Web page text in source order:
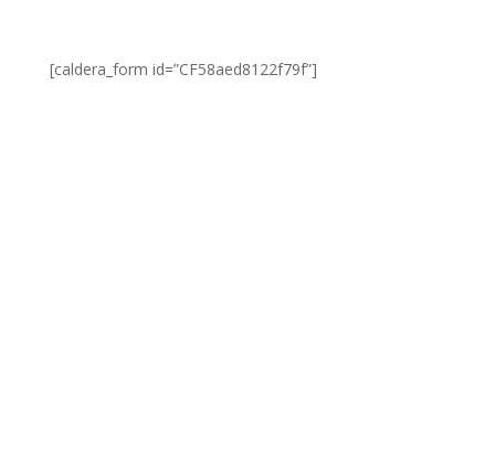
[caldera_form id=”CF58aed8122f79f”]